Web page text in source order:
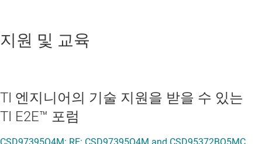
지원 및 교육
TI 엔지니어의 기술 지원을 받을 수 있는
TI E2E™ 포럼